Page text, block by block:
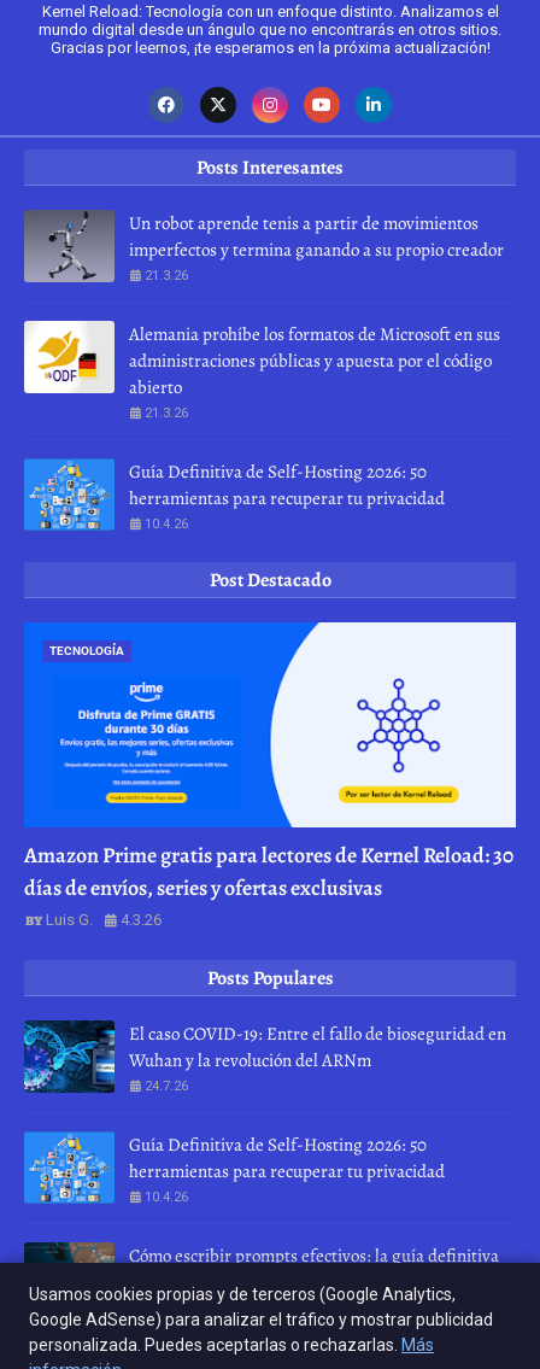
Kernel Reload: Tecnología con un enfoque distinto. Analizamos el
mundo digital desde un ángulo que no encontrarás en otros sitios.
Gracias por leernos, ¡te esperamos en la próxima actualización!
Posts Interesantes
Un robot aprende tenis a partir de movimientos
imperfectos y termina ganando a su propio creador
21.3.26
Alemania prohíbe los formatos de Microsoft en sus
administraciones públicas y apuesta por el código
abierto
21.3.26
Guía Definitiva de Self-Hosting 2026: 50
herramientas para recuperar tu privacidad
10.4.26
Post Destacado
TECNOLOGÍA
Amazon Prime gratis para lectores de Kernel Reload: 30
días de envíos, series y ofertas exclusivas
Luis G. 4.3.26
Posts Populares
El caso COVID-19: Entre el fallo de bioseguridad en
Wuhan y la revolución del ARNm
24.7.26
Guía Definitiva de Self-Hosting 2026: 50
herramientas para recuperar tu privacidad
10.4.26
Cómo escribir prompts efectivos: la guía definitiva
para hablar con una IA
28.7.26
Usamos cookies propias y de terceros (Google Analytics,
Google AdSense) para analizar el tráfico y mostrar publicidad
personalizada. Puedes aceptarlas o rechazarlas. Más